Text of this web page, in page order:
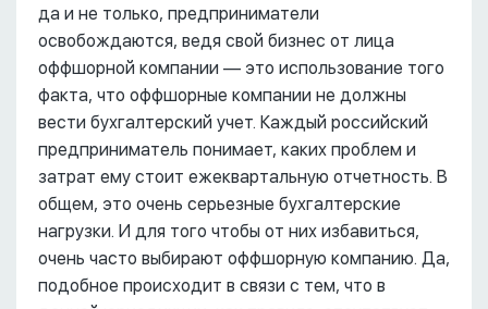
да и не только, предприниматели
освобождаются, ведя свой бизнес от лица
оффшорной компании –– это использование того
факта, что оффшорные компании не должны
вести бухгалтерский учет. Каждый российский
предприниматель понимает, каких проблем и
затрат ему стоит ежеквартальную отчетность. В
общем, это очень серьезные бухгалтерские
нагрузки. И для того чтобы от них избавиться,
очень часто выбирают оффшорную компанию. Да,
подобное происходит в связи с тем, что в